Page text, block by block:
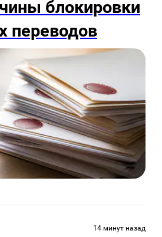
блокировки
переводов
14 минут назад